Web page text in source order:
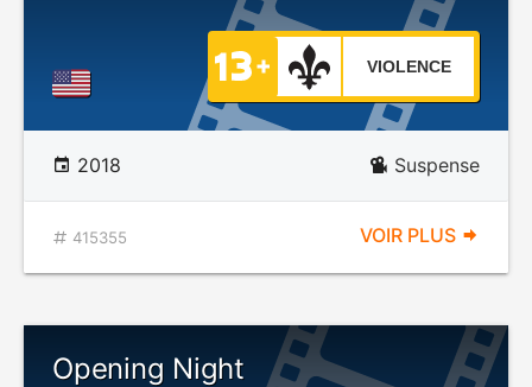
VIOLENCE
2018 Suspense
415355 VOIR PLUS
Opening Night